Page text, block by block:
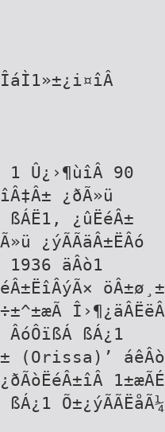
1 Û¿›¶ùîÂ 90
¿ðÃ»ü
ßÁË1, ¿ûËéÂ±
¿ýÃÃäÂ±ËÂó
1936 äÂò1
ÂóÔïßÁ ßÁ¿1
(Orissa)’
ßÁ¿1 Õ±¿ýÃÃËåÃ¼